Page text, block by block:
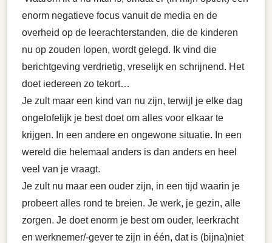
enorm negatieve focus vanuit de media en de
overheid op de leerachterstanden, die de kinderen
nu op zouden lopen, wordt gelegd. Ik vind die
berichtgeving verdrietig, vreselijk en schrijnend. Het
doet iedereen zo tekort…
Je zult maar een kind van nu zijn, terwijl je elke dag
ongelofelijk je best doet om alles voor elkaar te
krijgen. In een andere en ongewone situatie. In een
wereld die helemaal anders is dan anders en heel
veel van je vraagt.
Je zult nu maar een ouder zijn, in een tijd waarin je
probeert alles rond te breien. Je werk, je gezin, alle
zorgen. Je doet enorm je best om ouder, leerkracht
en werknemer/-gever te zijn in één, dat is (bijna)niet